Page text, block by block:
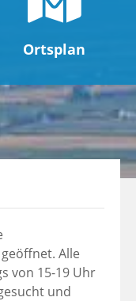
Ortsplan
Alle
von 15-19 Uhr
und